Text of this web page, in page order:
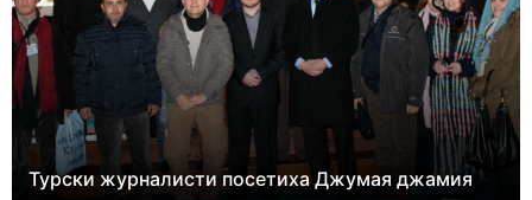
Турски журналисти посетиха Джумая джамия